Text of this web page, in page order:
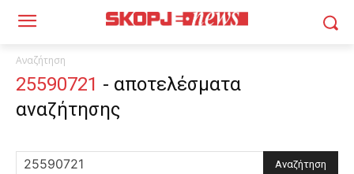
Αναζήτηση
25590721 - αποτελέσματα
αναζήτησης